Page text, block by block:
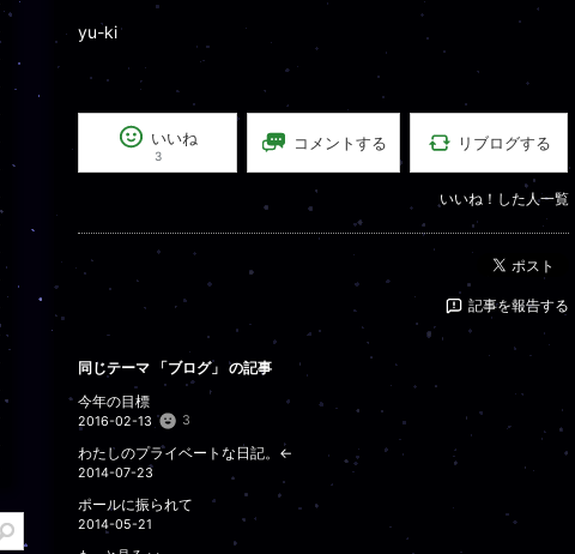
yu-ki
いいね
3
コメントする リブログする
いいね！した人一覧
ポスト
記事を報告する
同じテーマ 「ブログ」 の記事
今年の目標
2016-02-13 3
わたしのプライベートな日記。←
2014-07-23
ポールに振られて
2014-05-21